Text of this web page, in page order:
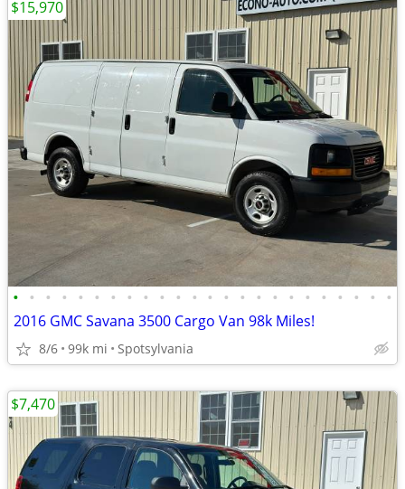
• • • • • • • • • • • • • • • • • • • • • • • •
2016 GMC Savana 3500 Cargo Van 98k Miles!
8/6 99k mi Spotsylvania
$15,970
$7,470